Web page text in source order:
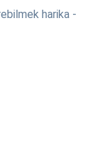
harika -